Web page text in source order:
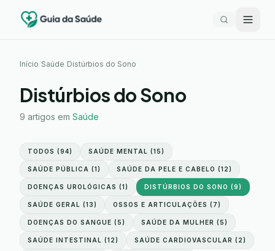
Início Saúde Distúrbios do Sono
Distúrbios do Sono
9 artigos em Saúde
TODOS (94) SAÚDE MENTAL (15)
SAÚDE PÚBLICA (1) SAÚDE DA PELE E CABELO (12)
DOENÇAS UROLÓGICAS (1) DISTÚRBIOS DO SONO (9)
SAÚDE GERAL (13) OSSOS E ARTICULAÇÕES ( 7)
DOENÇAS DO SANGUE ( 5) SAÚDE DA MULHER ( 5)
SAÚDE INTESTINAL (12) SAÚDE CARDIOVASCULAR ( 2)